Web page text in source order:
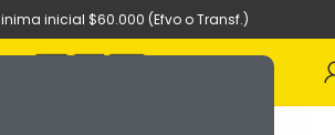
inicial $60.000 (Efvo o Transf.)